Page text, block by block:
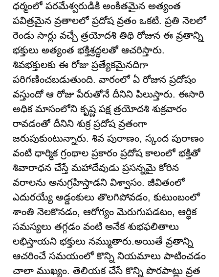
ధర్మంలో పరమేశ్వరుడికి అంకితమైన అత్యంత
పవిత్రమైన వ్రతాలలో ప్రదోష వ్రతం ఒకటి. ప్రతి నెలలో
రెండు సార్లు వచ్చే త్రయోదశి తిథి రోజున ఈ వ్రతాన్ని
భక్తులు అత్యంత భక్తిశ్రద్ధలతో ఆచరిస్తారు.
శివభక్తులకు ఈ రోజు ప్రత్యేకమైనదిగా
పరిగణించబడుతుంది. వారంలో ఏ రోజున ప్రదోషం
వస్తుందో ఆ రోజు పేరుతోనే దీనిని పిలుస్తారు. ఈసారి
అధిక మాసంలోని కృష్ణ పక్ష త్రయోదశి శుక్రవారం
రావడంతో దీనిని శుక్ర ప్రదోష వ్రతంగా
జరుపుకుంటున్నారు. శివ పురాణం, స్కంద పురాణం
వంటి ధార్మిక గ్రంథాల ప్రకారం ప్రదోష కాలంలో భక్తితో
శివారాధన చేస్తే మహాదేవుడు ప్రసన్నమై కోరిన
వరాలను అనుగ్రహిస్తాడని విశ్వాసం. జీవితంలో
ఎదురయ్యే అడ్డంకులు తొలగిపోవడం, కుటుంబంలో
శాంతి నెలకొనడం, ఆరోగ్యం మెరుగుపడటం, ఆర్థిక
సమస్యలు తగ్గడం వంటి అనేక శుభఫలితాలు
లభిస్తాయని భక్తులు నమ్ముతారు.అయితే వ్రతాన్ని
ఆచరించే సమయంలో కొన్ని నియమాలు పాటించడం
చాలా ముఖ్యం. తెలియక చేసే కొన్ని పొరపాట్లు వ్రత